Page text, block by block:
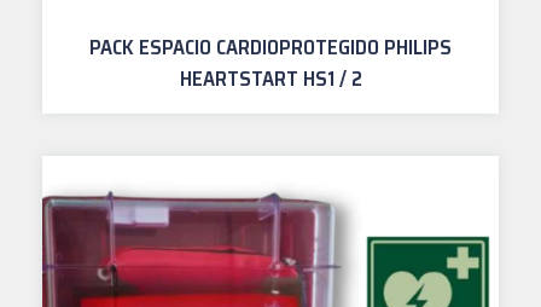
PACK ESPACIO CARDIOPROTEGIDO PHILIPS
HEARTSTART HS1 / 2